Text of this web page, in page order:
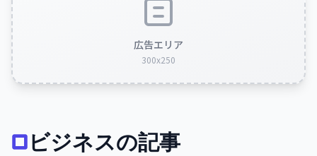
広告エリア
300x250
ビジネスの記事